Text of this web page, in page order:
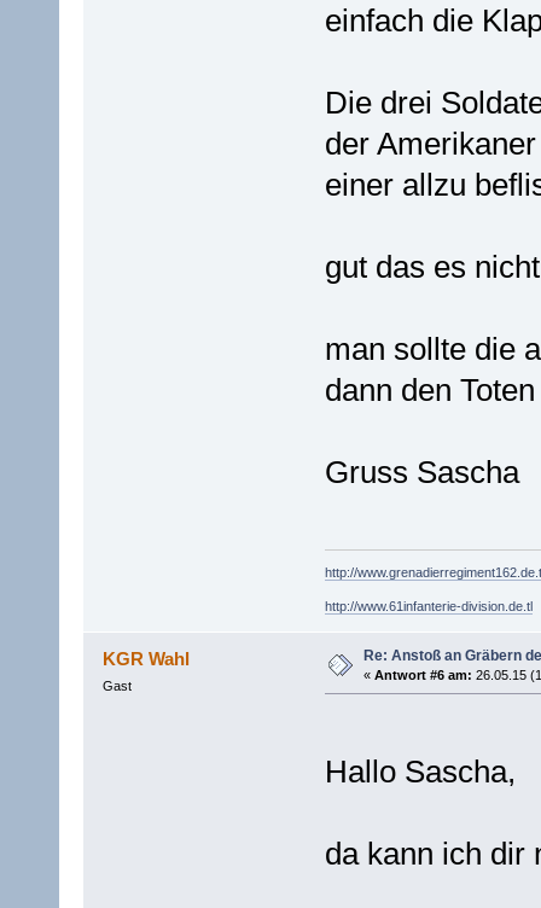
einfach die
Die drei
der
einer allzu
gut das es
man sollte die
dann den
Gruss Sascha
http://
http://www.61infanterie-division.de.tl
KGR Wahl
Gast
Re: Anstoß an Gräbern
« Antwort #6 am: 26.05.15
Hallo Sascha,
da kann ich dir